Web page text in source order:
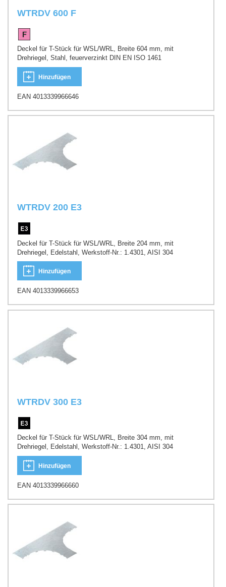
WTRDV 600 F
Deckel für T-Stück für WSL/WRL, Breite 604 mm, mit
Drehriegel, Stahl, feuerverzinkt DIN EN ISO 1461
Hinzufügen
EAN 4013339966646
WTRDV 200 E3
Deckel für T-Stück für WSL/WRL, Breite 204 mm, mit
Drehriegel, Edelstahl, Werkstoff-Nr.: 1.4301, AISI 304
Hinzufügen
EAN 4013339966653
WTRDV 300 E3
Deckel für T-Stück für WSL/WRL, Breite 304 mm, mit
Drehriegel, Edelstahl, Werkstoff-Nr.: 1.4301, AISI 304
Hinzufügen
EAN 4013339966660